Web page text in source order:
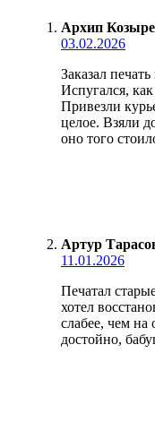
Архип
03.02.2026
Заказал
Испугался,
Привезли
целое. Взяли
оно того
Артур
11.01.2026
Печатал
хотел
слабее, чем на
достойно,